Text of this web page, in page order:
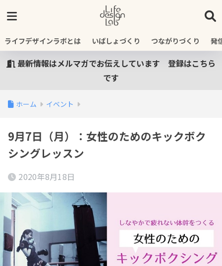
ライフデザインラボとは いばしょづくり つながりづくり 発
最新情報はメルマガでお伝えしています 登録はこちら
です
ホーム イベント
9月7日（月）：女性のためのキックボク
シングレッスン
2020年8月18日